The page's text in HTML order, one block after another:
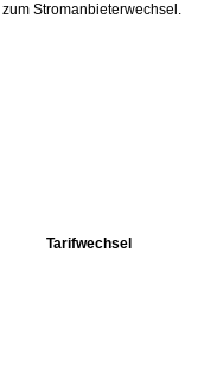
zum Stromanbieterwechsel.
Tarifwechsel